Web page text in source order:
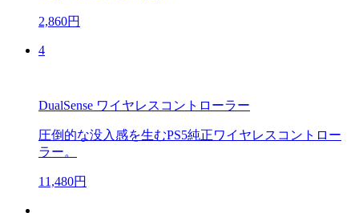
2,860円
4
DualSense ワイヤレスコントローラー
圧倒的な没入感を生むPS5純正ワイヤレスコントロー
ラー。
11,480円